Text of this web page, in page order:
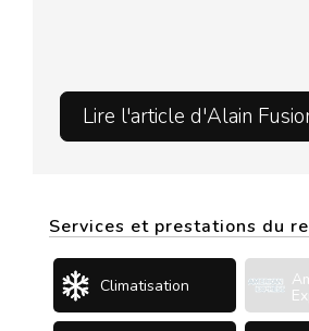
Lire l'article d'Alain
Services et prestations du
Climatisation